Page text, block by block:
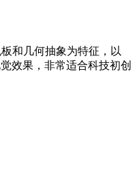
和几何抽象为特征，以
效果，非常适合科技初创